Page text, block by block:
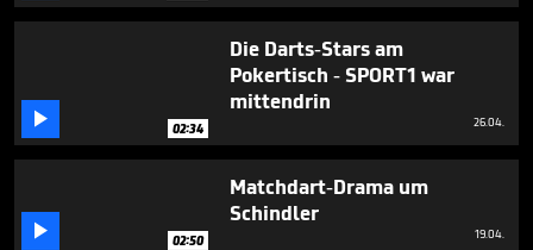
 02:34
Die Darts-Stars am
Pokertisch - SPORT1 war
mittendrin
26.04.
 02:50
Matchdart-Drama um
Schindler
19.04.